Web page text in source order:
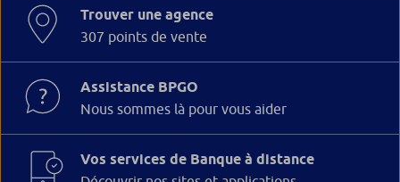
Trouver une agence
307 points de vente
Assistance BPGO
Nous sommes là pour vous aider
Vos services de Banque à distance